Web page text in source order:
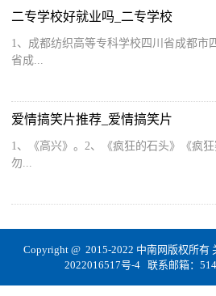
二专学校好就业吗_二专学校
1、成都纺织高等专科学校四川省成都市
省成...
爱情搞笑片推荐_爱情搞笑片
1、《高兴》。2、《疯狂的石头》《疯
勿...
Copyright @ 2015-2022 中南网版权所有
2022016517号-4联系邮箱：514